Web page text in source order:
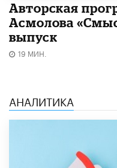
Авторская
Асмолова
выпуск
19 МИН.
АНАЛИТИКА